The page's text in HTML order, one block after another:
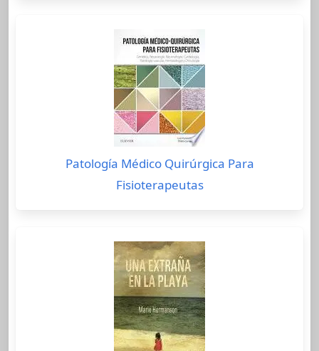
Patología Médico Quirúrgica Para
Fisioterapeutas